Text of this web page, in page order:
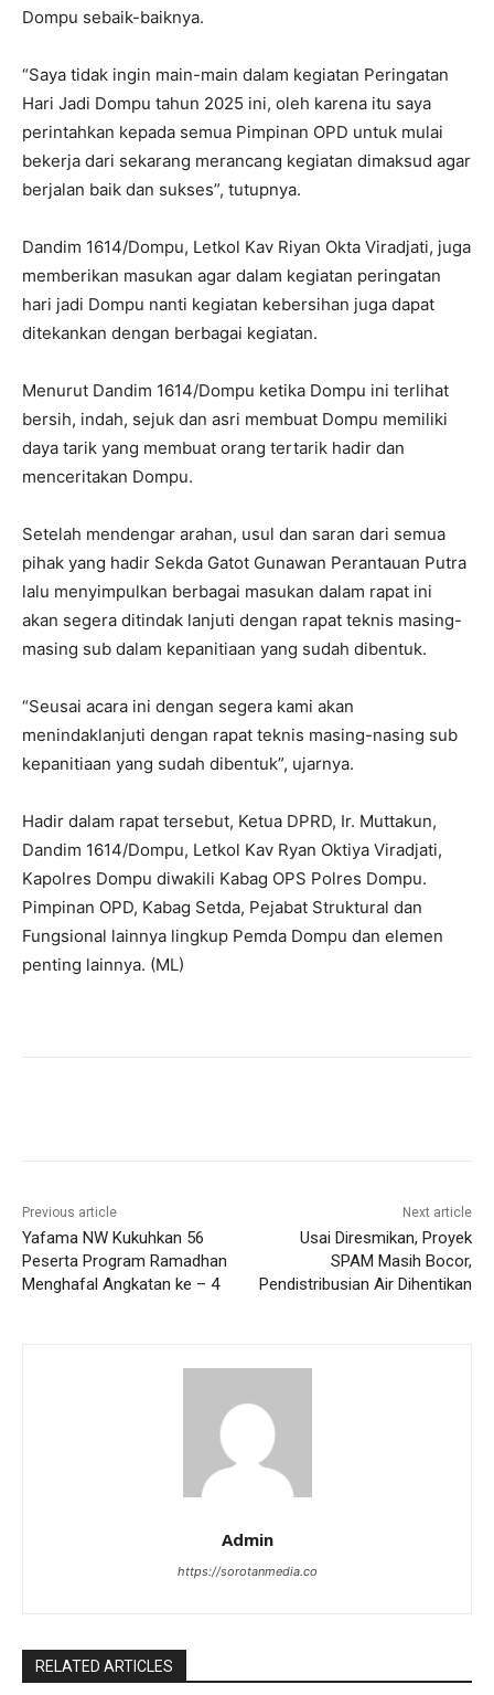
Dompu sebaik-baiknya.
“Saya tidak ingin main-main dalam kegiatan Peringatan
Hari Jadi Dompu tahun 2025 ini, oleh karena itu saya
perintahkan kepada semua Pimpinan OPD untuk mulai
bekerja dari sekarang merancang kegiatan dimaksud agar
berjalan baik dan sukses”, tutupnya.
Dandim 1614/Dompu, Letkol Kav Riyan Okta Viradjati, juga
memberikan masukan agar dalam kegiatan peringatan
hari jadi Dompu nanti kegiatan kebersihan juga dapat
ditekankan dengan berbagai kegiatan.
Menurut Dandim 1614/Dompu ketika Dompu ini terlihat
bersih, indah, sejuk dan asri membuat Dompu memiliki
daya tarik yang membuat orang tertarik hadir dan
menceritakan Dompu.
Setelah mendengar arahan, usul dan saran dari semua
pihak yang hadir Sekda Gatot Gunawan Perantauan Putra
lalu menyimpulkan berbagai masukan dalam rapat ini
akan segera ditindak lanjuti dengan rapat teknis masing-
masing sub dalam kepanitiaan yang sudah dibentuk.
“Seusai acara ini dengan segera kami akan
menindaklanjuti dengan rapat teknis masing-nasing sub
kepanitiaan yang sudah dibentuk”, ujarnya.
Hadir dalam rapat tersebut, Ketua DPRD, Ir. Muttakun,
Dandim 1614/Dompu, Letkol Kav Ryan Oktiya Viradjati,
Kapolres Dompu diwakili Kabag OPS Polres Dompu.
Pimpinan OPD, Kabag Setda, Pejabat Struktural dan
Fungsional lainnya lingkup Pemda Dompu dan elemen
penting lainnya. (ML)
Previous article
Yafama NW Kukuhkan 56
Peserta Program Ramadhan
Menghafal Angkatan ke – 4
Next article
Usai Diresmikan, Proyek
SPAM Masih Bocor,
Pendistribusian Air Dihentikan
Admin
https://sorotanmedia.co
RELATED ARTICLES